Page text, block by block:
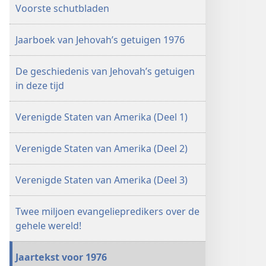
Voorste schutbladen
Jaarboek van Jehovah’s getuigen 1976
De geschiedenis van Jehovah’s getuigen
in deze tijd
Verenigde Staten van Amerika (Deel 1)
Verenigde Staten van Amerika (Deel 2)
Verenigde Staten van Amerika (Deel 3)
Twee miljoen evangeliepredikers over de
gehele wereld!
Jaartekst voor 1976